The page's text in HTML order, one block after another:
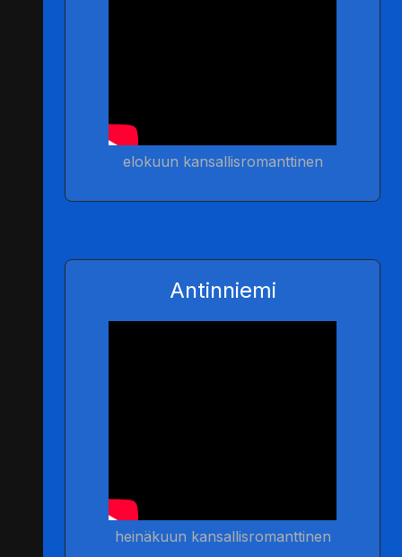
elokuun kansallisromanttinen
Antinniemi
heinäkuun kansallisromanttinen